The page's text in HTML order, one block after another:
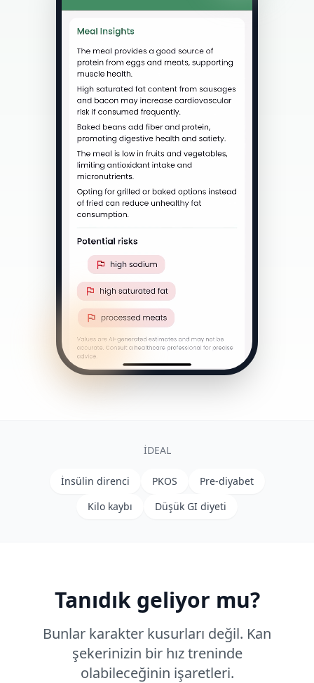
İDEAL
İnsülin direnci PKOS
Pre-diyabet
Kilo kaybı
Düşük GI diyeti
Tanıdık geliyor mu?
Bunlar karakter kusurları değil. Kan
şekerinizin bir hız treninde
olabileceğinin işaretleri.